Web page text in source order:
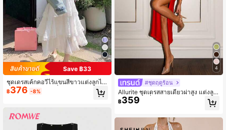
Save ฿33
ชุดเดรสเค้กคอวีไร้แขนสีขาวแต่งลูกไม้,
ชุดเดรสสำหรับไปเที่ยวทะเลสำหรับผู้ห
ญิง, สง่างามสำหรับฤดูร้อน
฿376 -8%
4
#ชุดฤดูร้อน
Allurite ชุดเดรสสายเดี่ยวผ่าสูง แต่งลูก
ไม้ซีทรู เซ็กซี่ หรูหรา สำหรับผู้หญิง
฿359